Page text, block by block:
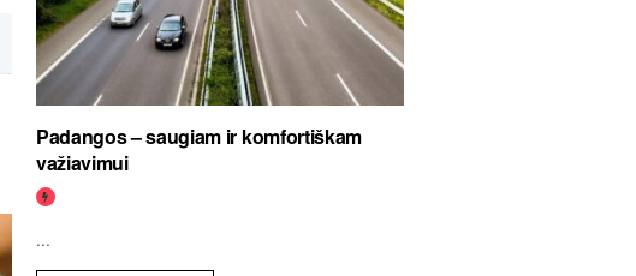
Padangos – saugiam ir komfortiškam
važiavimui
...